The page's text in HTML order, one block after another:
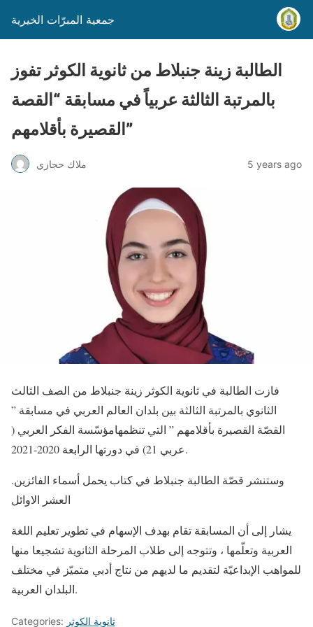
جمعية المبرّات الخيرية
الطالبة زينة جنبلاط من ثانوية الكوثر تفوز
بالمرتبة الثالثة عربياً في مسابقة “القصة
القصيرة بأقلامهم”
ملاك حجازي 5 years ago
فازت الطالبة في ثانوية الكوثر زينة جنبلاط من الصف الثالث
الثانوي بالمرتبة الثالثة بين بلدان العالم العربي في مسابقة ”
القصّة القصيرة بأقلامهم ” التي تنظمهامؤسّسة الفكر العربي (
عربي 21) في دورتها الرابعة 2020-2021.
.وستنشر قصّة الطالبة جنبلاط في كتاب يحمل أسماء الفائزين
العشر الاوائل
يشار إلى أن المسابقة تقام بهدف الإسهام في تطوير تعليم اللغة
العربية وتعلّمها ، وتتوجه إلى طلاب المرحلة الثانوية تشجيعا منها
للمواهب الإبداعيّة لتقديم ما لديهم من نتاج أدبي متميّز في مختلف
البلدان العربية.
Categories: ثانوية الكوثر